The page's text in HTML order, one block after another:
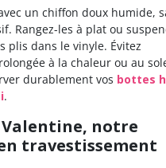
un chiffon doux humide,
Rangez-les à plat ou
plis dans le vinyle. Évitez
à la chaleur ou au
durablement vos bottes
.
Valentine, notre
travestissement